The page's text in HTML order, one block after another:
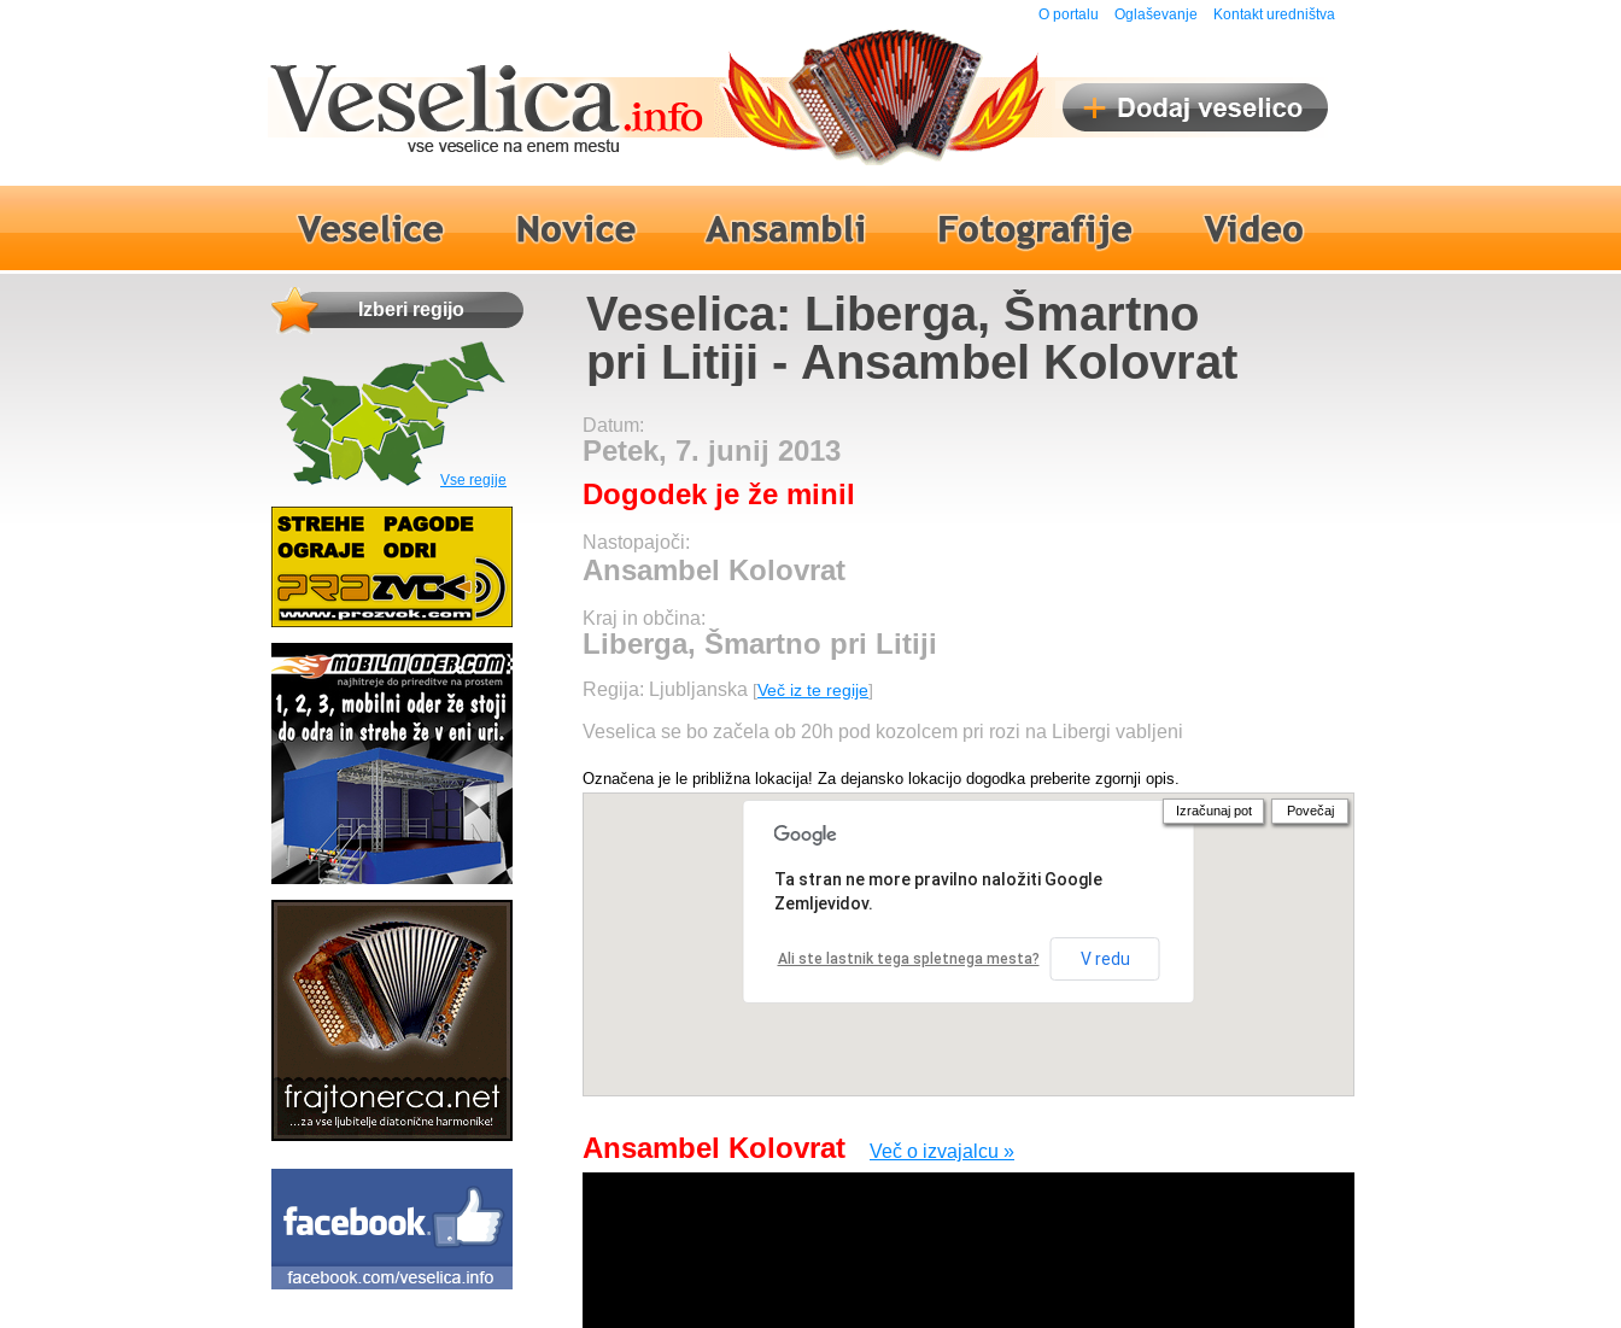
O portalu Oglaševanje Kontakt uredništva
Izberi regijo
Vse regije
Veselica: Liberga, Šmartno
pri Litiji - Ansambel Kolovrat
Datum:
Petek, 7. junij 2013
Dogodek je že minil
Nastopajoči:
Ansambel Kolovrat
Kraj in občina:
Liberga, Šmartno pri Litiji
Regija: Ljubljanska [Več iz te regije]
Veselica se bo začela ob 20h pod kozolcem pri rozi na Libergi vabljeni
Označena je le približna lokacija! Za dejansko lokacijo dogodka preberite zgornji opis.
Ta stran ne more pravilno naložiti Google
Zemljevidov.
Ali ste lastnik tega spletnega mesta? V redu
Izračunaj pot Povečaj
Ansambel Kolovrat Več o izvajalcu »